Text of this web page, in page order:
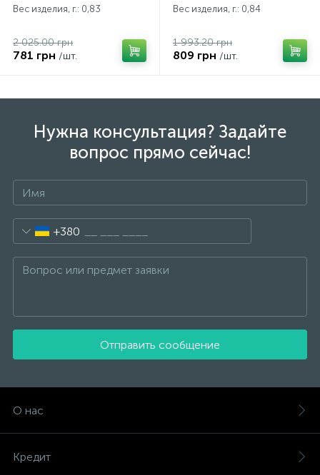
Вес изделия, г.: 0,83
2 025.00 грн
781 грн /шт.
Вес изделия, г.: 0,84
1 993.20 грн
809 грн /шт.
Нужна консультация? Задайте
вопрос прямо сейчас!
+380
Отправить сообщение
О нас
Кредит